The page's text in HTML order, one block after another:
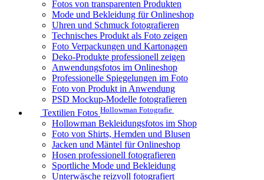
Fotos von transparenten Produkten
Mode und Bekleidung für Onlineshop
Uhren und Schmuck fotografieren
Technisches Produkt als Foto zeigen
Foto Verpackungen und Kartonagen
Deko-Produkte professionell zeigen
Anwendungsfotos im Onlineshop
Professionelle Spiegelungen im Foto
Foto von Produkt in Anwendung
PSD Mockup-Modelle fotografieren
Textilien Fotos Hollowman Fotografie
Hollowman Bekleidungsfotos im Shop
Foto von Shirts, Hemden und Blusen
Jacken und Mäntel für Onlineshop
Hosen professionell fotografieren
Sportliche Mode und Bekleidung
Unterwäsche reizvoll fotografiert